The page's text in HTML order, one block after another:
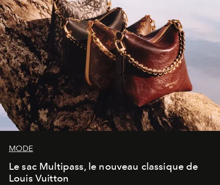
MODE
Le sac Multipass, le nouveau classique de
Louis Vuitton